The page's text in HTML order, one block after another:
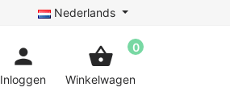
Nederlands
person
Inloggen
shopping_basket 0
Winkelwagen